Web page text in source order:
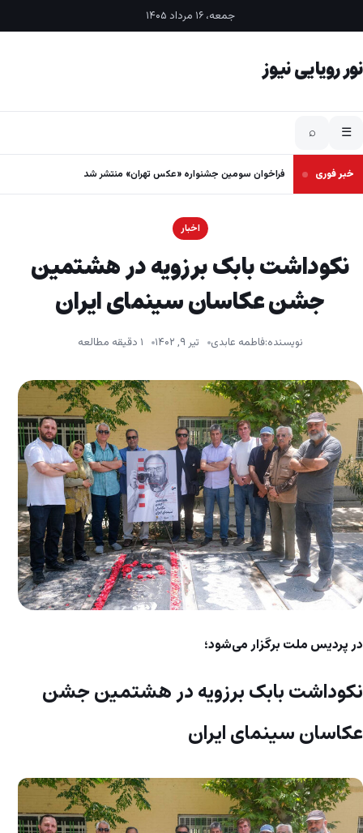
جمعه، ۱۶ مرداد ۱۴۰۵
نور رویایی نیوز
☰
⌕
خبر فوری فراخوان سومین جشنواره «عکس تهران» منتشر شد
اخبار
نکوداشت بابک برزویه در هشتمین
جشن عکاسان سینمای ایران
نویسنده:فاطمه عابدی تیر ۹, ۱۴۰۲ ۱ دقیقه مطالعه
در پردیس ملت برگزار می‌شود؛
نکوداشت بابک برزویه در هشتمین جشن
عکاسان سینمای ایران